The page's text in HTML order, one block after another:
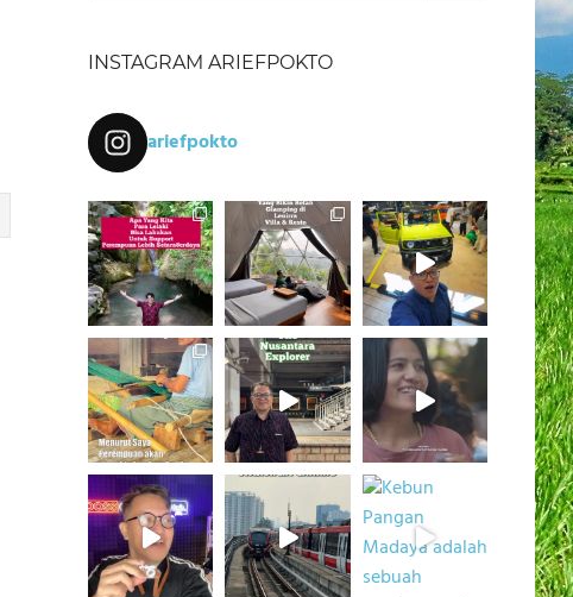
INSTAGRAM ARIEFPOKTO
ariefpokto